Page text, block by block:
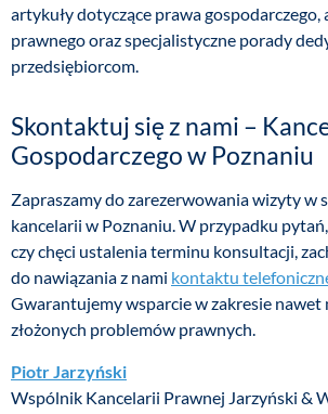
artykuły dotyczące prawa
prawnego oraz specjalistyczne porady
przedsiębiorcom.
Skontaktuj się z nami –
Gospodarczego w Poznaniu
Zapraszamy do zarezerwowania wizyty w
kancelarii w Poznaniu. W przypadku
czy chęci ustalenia terminu konsultacji,
do nawiązania z nami kontaktu
Gwarantujemy wsparcie w zakresie nawet
złożonych problemów prawnych.
Piotr Jarzyński
Wspólnik Kancelarii Prawnej Jarzyński &